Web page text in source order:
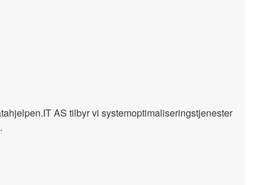
AS tilbyr vi systemoptimaliseringstjenester